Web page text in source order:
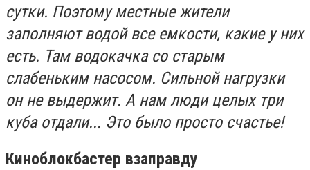
сутки. Поэтому местные жители
заполняют водой все емкости, какие у них
есть. Там водокачка со старым
слабеньким насосом. Сильной нагрузки
он не выдержит. А нам люди целых три
куба отдали... Это было просто счастье!
Киноблокбастер взаправду